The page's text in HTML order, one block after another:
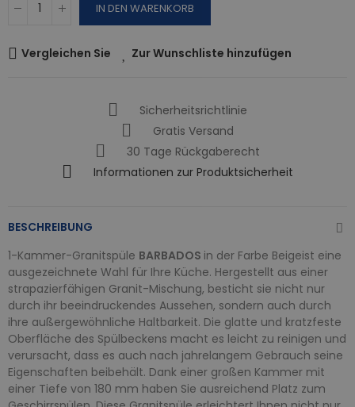
IN DEN WARENKORB
Vergleichen Sie Zur Wunschliste hinzufügen
Sicherheitsrichtlinie
Gratis Versand
30 Tage Rückgaberecht
Informationen zur Produktsicherheit
BESCHREIBUNG
1-Kammer-Granitspüle BARBADOS in der Farbe Beigeist eine
ausgezeichnete Wahl für Ihre Küche. Hergestellt aus einer
strapazierfähigen Granit-Mischung, besticht sie nicht nur
durch ihr beeindruckendes Aussehen, sondern auch durch
ihre außergewöhnliche Haltbarkeit. Die glatte und kratzfeste
Oberfläche des Spülbeckens macht es leicht zu reinigen und
verursacht, dass es auch nach jahrelangem Gebrauch seine
Eigenschaften beibehält. Dank einer großen Kammer mit
einer Tiefe von 180 mm haben Sie ausreichend Platz zum